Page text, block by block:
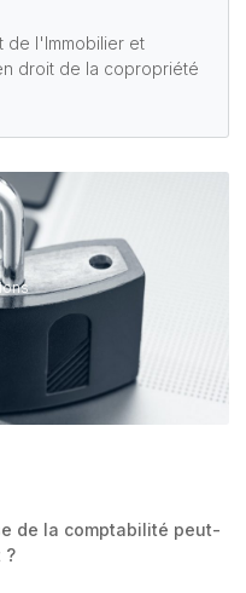
de l'Immobilier et
droit de la copropriété
de la comptabilité peut-
?